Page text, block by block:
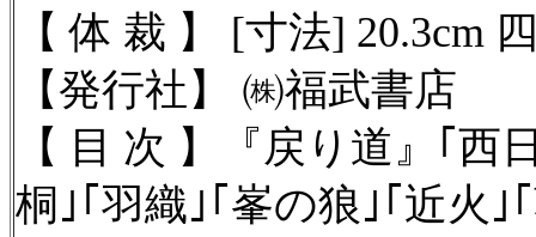
【 体 裁 】 [寸法] 20.3cm
【発行社】
㈱福武書店
【 目 次 】
『戻り道』｢西
桐｣｢羽織｣｢峯の狼｣｢近火｣